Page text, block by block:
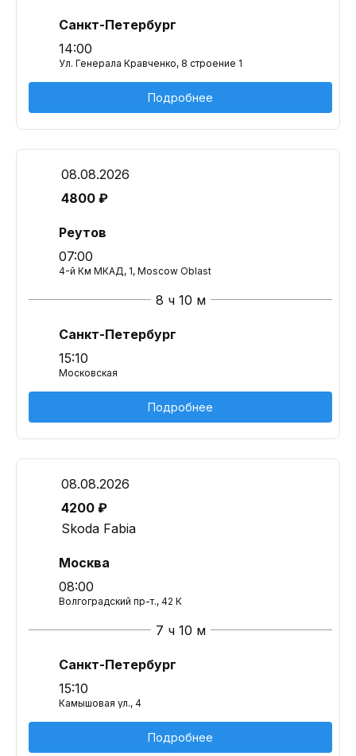
Санкт-Петербург
14:00
Ул. Генерала Кравченко, 8 строение 1
Подробнее
08.08.2026
4800 ₽
Реутов
07:00
4-й Км МКАД, 1, Moscow Oblast
8 ч 10 м
Санкт-Петербург
15:10
Московская
Подробнее
08.08.2026
4200 ₽
Skoda Fabia
Москва
08:00
Волгоградский пр-т., 42 К
7 ч 10 м
Санкт-Петербург
15:10
Камышовая ул., 4
Подробнее